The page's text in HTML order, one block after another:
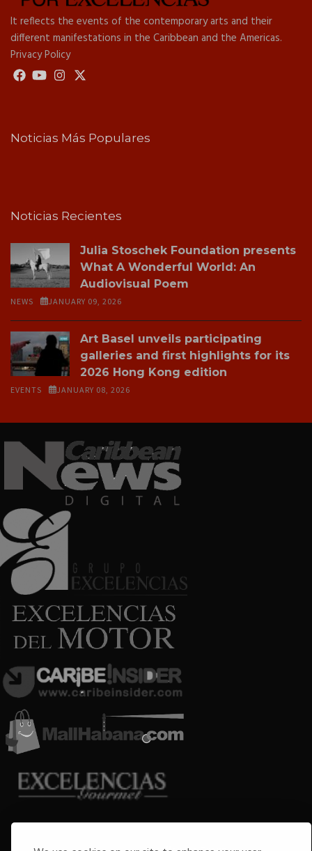
It reflects the events of the contemporary arts and their
different manifestations in the Caribbean and the Americas.
Privacy Policy
Noticias Más Populares
Noticias Recientes
Julia Stoschek Foundation presents
What A Wonderful World: An
Audiovisual Poem
NEWS JANUARY 09, 2026
Art Basel unveils participating
galleries and first highlights for its
2026 Hong Kong edition
EVENTS JANUARY 08, 2026